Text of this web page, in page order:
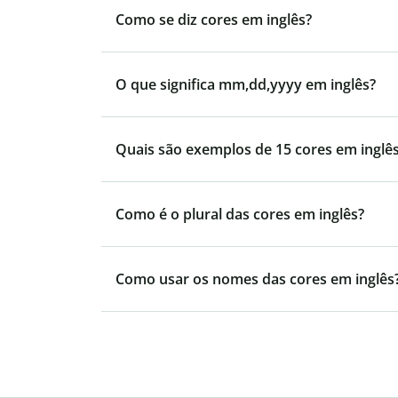
Como se diz cores em inglês?
O que significa mm,dd,yyyy em inglês?
Quais são exemplos de 15 cores em
Como é o plural das cores em inglês?
Como usar os nomes das cores em